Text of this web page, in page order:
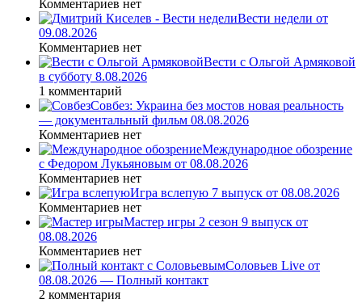
Комментариев нет
Вести недели от
09.08.2026
Комментариев нет
Вести с Ольгой Армяковой
в субботу 8.08.2026
1 комментарий
Совбез: Украина без мостов новая реальность
— документальный фильм 08.08.2026
Комментариев нет
Международное обозрение
с Федором Лукьяновым от 08.08.2026
Комментариев нет
Игра вслепую 7 выпуск от 08.08.2026
Комментариев нет
Мастер игры 2 сезон 9 выпуск от
08.08.2026
Комментариев нет
Соловьев Live от
08.08.2026 — Полный контакт
2 комментария